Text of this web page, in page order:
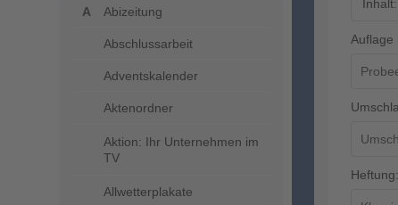
Abizeitung
Abschlussarbeit
Adventskalender
Aktenordner
Aktion: Ihr Unternehmen im
TV
Allwetterplakate
Auflage
Heftung: